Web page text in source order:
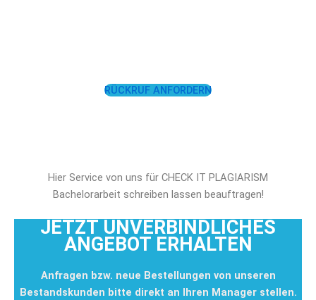
RÜCKRUF ANFORDERN
Hier Service von uns für CHECK IT PLAGIARISM
Bachelorarbeit schreiben lassen beauftragen!
JETZT UNVERBINDLICHES
ANGEBOT ERHALTEN
Anfragen bzw. neue Bestellungen von unseren
Bestandskunden bitte direkt an Ihren Manager stellen.